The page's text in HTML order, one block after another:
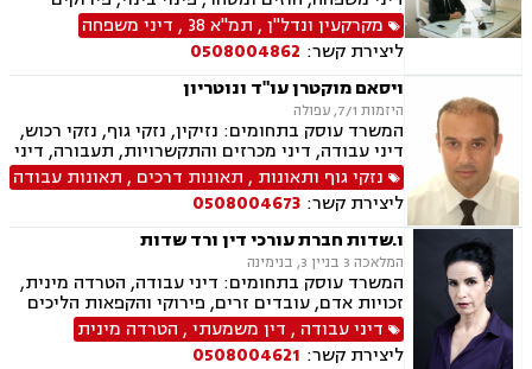
והקפאות הליכים, תכנון ובניה, מזונות, לשון הרע,
ליטיגציה, גישור במשפחה, ירושות וצוואות, משמורת,
משפט אזרחי , סדר דין אזרחי וראיות, עסקאות מכר
דירה, ערבויות ושטרות , פינוי מושכר, תאונות
עבודה, תביעות יצוגיות, אבהות , אפוטרופסות,
גירושין, גישור ובוררויות, דיני עבודה, חלוקת רכוש.
מקרקעין ונדל"ן, תמ"א 38 , דיני משפחה
ליצירת קשר: 0508004862
ויסאם מוקטרן עו"ד ונוטריון
היזמות 7/1, עפולה
המשרד עוסק בתחומים: נזיקין, נזקי גוף, נזקי רכוש,
דיני עבודה, דיני מכרזים והתקשרויות, תעבורה, דיני
חוזים, דיני ביטוח, דיני מקרקעין, רשלנות רפואית,
תאונות ספורט, סדר דין אזרחי וראיות, חוקתי
ומנהלי, גישור ובוררויות, ביטוח לאומי, תאונות
דרכים, תאונות עבודה, משרד הביטחון, נכי צה"ל,
לשון הרע, צווי מניעה, ירושות וצוואות, נוטריון,
רשלנות רפואית- הריון ולידה
נזקי גוף ותאונות , תאונות דרכים , תאונות עבודה
ליצירת קשר: 0508004673
ו.שדות חברת עורכי דין ורד שדות
המלאכה 3 בניין 3, בנימינה
המשרד עוסק בתחומים: דיני עבודה, הטרדה מינית,
זכויות אדם, עובדים זרים, פירוקי והקפאות הליכים
עובדים, זרים בחקלאות
דיני עבודה , דין משמעתי, הטרדה מינית
ליצירת קשר: 0508004621